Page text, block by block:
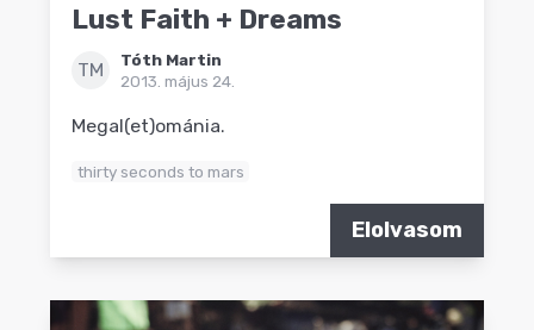
Lust Faith + Dreams
TM
Tóth Martin
2013. május 24.
Megal(et)ománia.
thirty seconds to mars
Elolvasom